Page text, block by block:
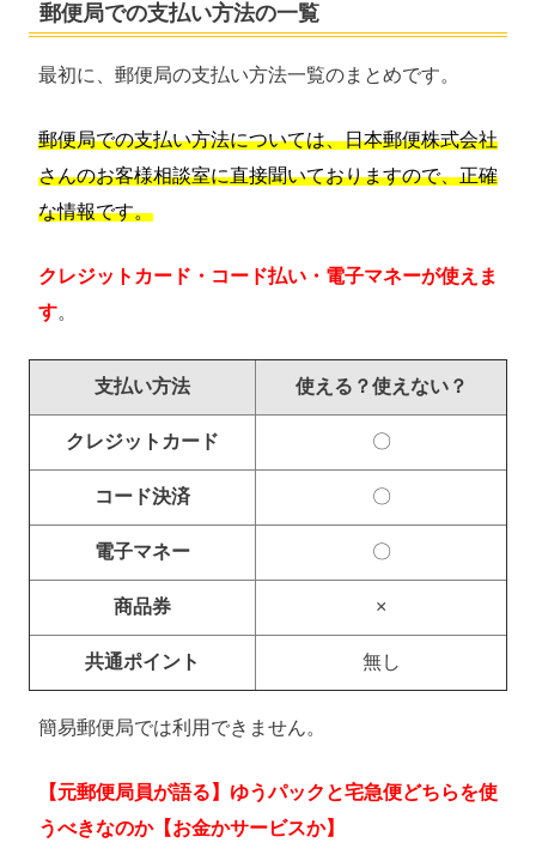
郵便局での支払い方法の一覧
最初に、郵便局の支払い方法一覧のまとめです。
郵便局での支払い方法については、日本郵便株式会社
さんのお客様相談室に直接聞いておりますので、正確
な情報です。
クレジットカード・コード払い・電子マネーが使えま
す。
支払い方法 使える？使えない？
クレジットカード 〇
コード決済 〇
電子マネー 〇
商品券 ×
共通ポイント 無し
簡易郵便局では利用できません。
【元郵便局員が語る】ゆうパックと宅急便どちらを使
うべきなのか【お金かサービスか】